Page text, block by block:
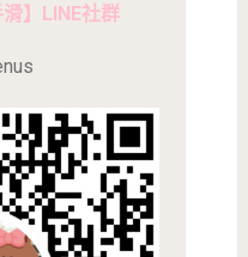
】LINE社群